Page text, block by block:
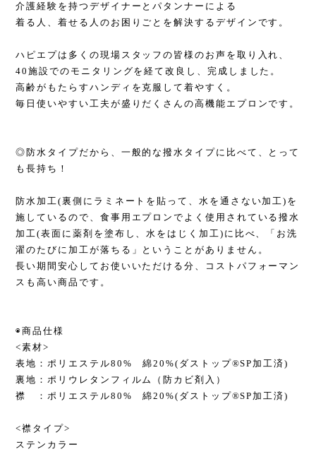
介護経験を持つデザイナーとパタンナーによる
着る人、着せる人のお困りごとを解決するデザインです。
ハピエプは多くの現場スタッフの皆様のお声を取り入れ、
40施設でのモニタリングを経て改良し、完成しました。
高齢がもたらすハンディを克服して着やすく。
毎日使いやすい工夫が盛りだくさんの高機能エプロンです。
◎防水タイプだから、一般的な撥水タイプに比べて、とって
も長持ち！
防水加工(裏側にラミネートを貼って、水を通さない加工)を
施しているので、食事用エプロンでよく使用されている撥水
加工(表面に薬剤を塗布し、水をはじく加工)に比べ、「お洗
濯のたびに加工が落ちる」ということがありません。
長い期間安心してお使いいただける分、コストパフォーマン
スも高い商品です。
◉商品仕様
<素材>
表地：ポリエステル80% 綿20%(ダストップ®SP加工済)
裏地：ポリウレタンフィルム（防カビ剤入）
襟 ：ポリエステル80% 綿20%(ダストップ®SP加工済)
<襟タイプ>
ステンカラー